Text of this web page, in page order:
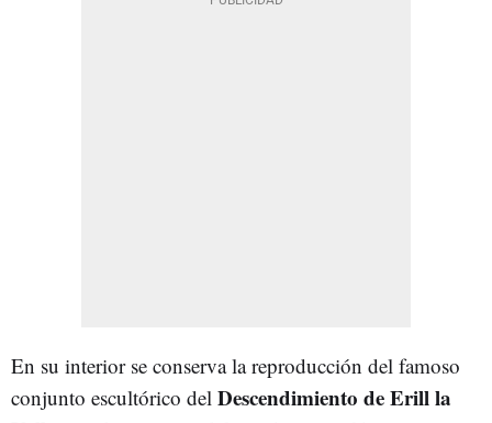
En su interior se conserva la reproducción del famoso
conjunto escultórico del Descendimiento de Erill la